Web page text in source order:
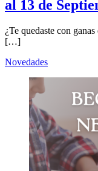
al 13 de
¿Te quedaste con
[…]
Novedades